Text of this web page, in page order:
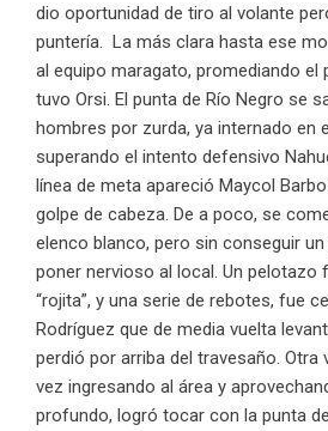
dio oportunidad de tiro al volante
puntería. La más clara hasta ese
al equipo maragato, promediando el
tuvo Orsi. El punta de Río Negro se
hombres por zurda, ya internado en
superando el intento defensivo
línea de meta apareció Maycol
golpe de cabeza. De a poco, se
elenco blanco, pero sin conseguir
poner nervioso al local. Un pelotazo
“rojita”, y una serie de rebotes, fue
Rodríguez que de media vuelta
perdió por arriba del travesaño. Otra
vez ingresando al área y
profundo, logró tocar con la punta